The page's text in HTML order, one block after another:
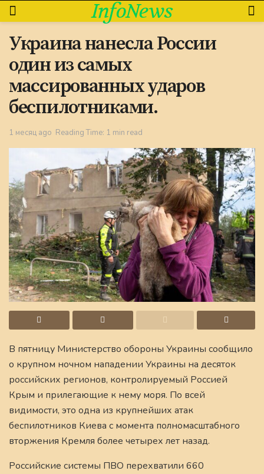
InfoNews
Украина нанесла России
один из самых
массированных ударов
беспилотниками.
1 месяц ago Reading Time: 1 min read
В пятницу Министерство обороны Украины сообщило
о крупном ночном нападении Украины на десяток
российских регионов, контролируемый Россией
Крым и прилегающие к нему моря. По всей
видимости, это одна из крупнейших атак
беспилотников Киева с момента полномасштабного
вторжения Кремля более четырех лет назад.
Российские системы ПВО перехватили 660